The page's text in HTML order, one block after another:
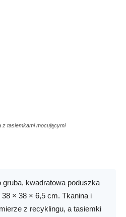
z tasiemkami mocującymi
gruba, kwadratowa poduszka
× 38 × 6,5 cm. Tkanina i
z recyklingu, a tasiemki